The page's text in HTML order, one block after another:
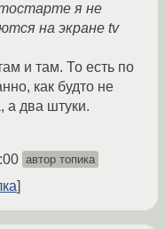
я не
на экране tv
и там. То есть по
как будто не
а два штуки.
автор топика